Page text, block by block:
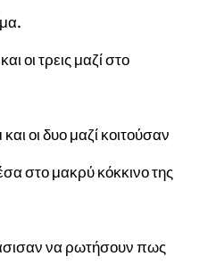
οι τρεις μαζί στο
οι δυο μαζί κοιτούσαν
στο μακρύ κόκκινο της
να ρωτήσουν πως